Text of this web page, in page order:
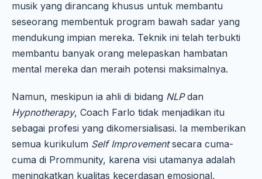
musik yang dirancang khusus untuk membantu
seseorang membentuk program bawah sadar yang
mendukung impian mereka. Teknik ini telah terbukti
membantu banyak orang melepaskan hambatan
mental mereka dan meraih potensi maksimalnya.
Namun, meskipun ia ahli di bidang NLPdan
Hypnotherapy, Coach Farlo tidak menjadikan itu
sebagai profesi yang dikomersialisasi. Ia memberikan
semua kurikulum Self Improvementsecara cuma-
cuma di Prommunity, karena visi utamanya adalah
meningkatkan kualitas kecerdasan emosional,